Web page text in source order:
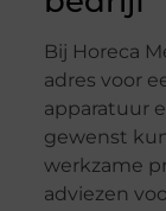
Bij Horeca
adres voor
apparatuur
gewenst
werkzame
adviezen